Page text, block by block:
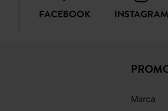
FACEBOOK INSTAGRAM
Marca